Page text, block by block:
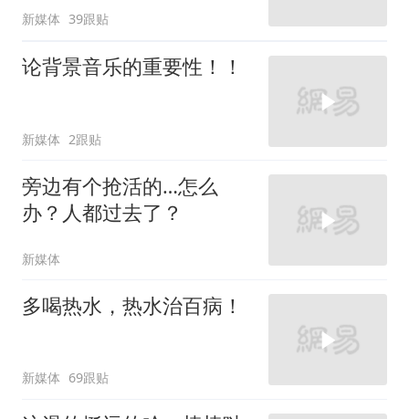
新媒体 39跟贴
论背景音乐的重要性！！
新媒体 2跟贴
旁边有个抢活的…怎么
办？人都过去了？
新媒体
多喝热水，热水治百病！
新媒体 69跟贴